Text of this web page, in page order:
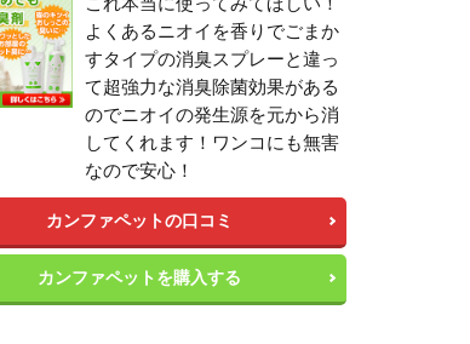
これ本当に使ってみてほしい！
よくあるニオイを香りでごまか
すタイプの消臭スプレーと違っ
て超強力な消臭除菌効果がある
のでニオイの発生源を元から消
してくれます！ワンコにも無害
なので安心！
カンファペットの口コミ
カンファペットを購入する